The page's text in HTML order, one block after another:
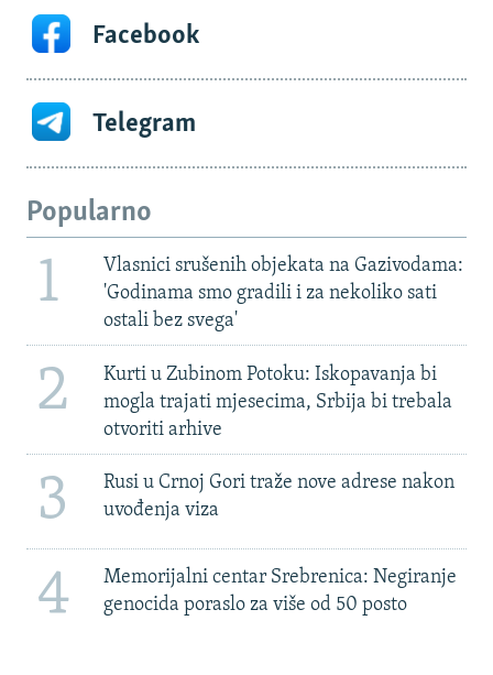
Facebook
Telegram
Popularno
1
Vlasnici srušenih objekata na Gazivodama:
'Godinama smo gradili i za nekoliko sati
ostali bez svega'
2
Kurti u Zubinom Potoku: Iskopavanja bi
mogla trajati mjesecima, Srbija bi trebala
otvoriti arhive
3
Rusi u Crnoj Gori traže nove adrese nakon
uvođenja viza
4
Memorijalni centar Srebrenica: Negiranje
genocida poraslo za više od 50 posto